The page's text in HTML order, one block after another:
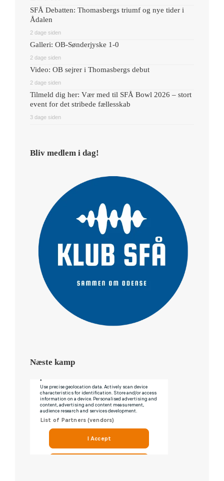
SFÅ Debatten: Thomasbergs triumf og nye tider i
Ådalen
2 dage siden
Galleri: OB-Sønderjyske 1-0
2 dage siden
Video: OB sejrer i Thomasbergs debut
2 dage siden
Tilmeld dig her: Vær med til SFÅ Bowl 2026 – stort
event for det stribede fællesskab
3 dage siden
Bliv medlem i dag!
Næste kamp